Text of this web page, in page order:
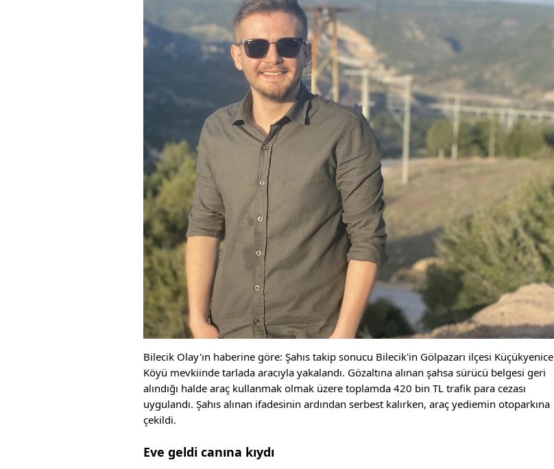
Bilecik Olay'ın haberine göre: Şahıs takip sonucu Bilecik'in Gölpazarı ilçesi Küçükyenice
Köyü mevkiinde tarlada aracıyla yakalandı. Gözaltına alınan şahsa sürücü belgesi geri
alındığı halde araç kullanmak olmak üzere toplamda 420 bin TL trafik para cezası
uygulandı. Şahıs alınan ifadesinin ardından serbest kalırken, araç yediemin otoparkına
çekildi.
Eve geldi canına kıydı